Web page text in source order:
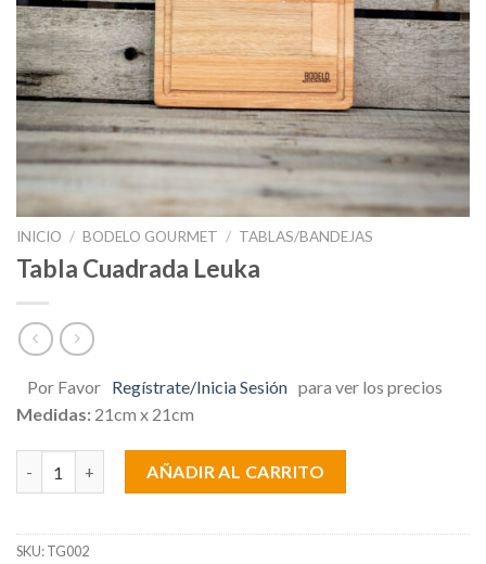
INICIO / BODELO GOURMET / TABLAS/BANDEJAS
Tabla Cuadrada Leuka
Por Favor Regístrate/Inicia Sesión para ver los precios
Medidas: 21cm x 21cm
Tabla Cuadrada Leuka cantidad
AÑADIR AL CARRITO
SKU:TG002